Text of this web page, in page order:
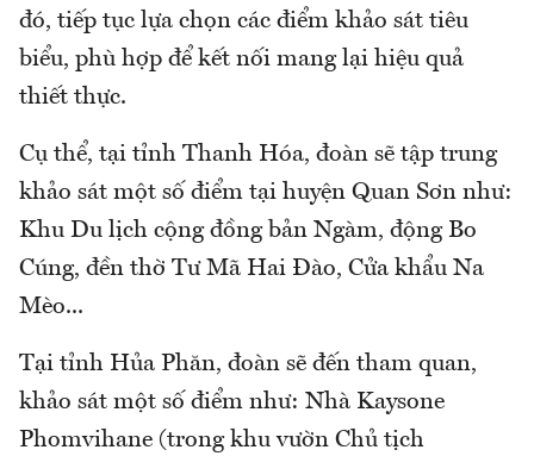
đó, tiếp tục lựa chọn các điểm khảo sát tiêu
biểu, phù hợp để kết nối mang lại hiệu quả
thiết thực.
Cụ thể, tại tỉnh Thanh Hóa, đoàn sẽ tập trung
khảo sát một số điểm tại huyện Quan Sơn như:
Khu Du lịch cộng đồng bản Ngàm, động Bo
Cúng, đền thờ Tư Mã Hai Đào, Cửa khẩu Na
Mèo...
Tại tỉnh Hủa Phăn, đoàn sẽ đến tham quan,
khảo sát một số điểm như: Nhà Kaysone
Phomvihane (trong khu vườn Chủ tịch